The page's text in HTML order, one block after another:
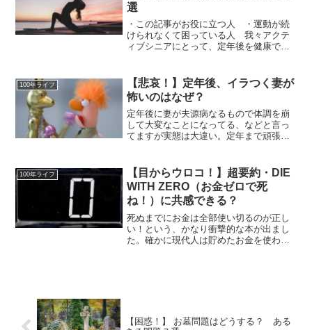
選
・この記事がお役に立つ人 ・運動が続
けられなくて困っている人 我々アクテ
ィブシニアにとって、定年後を健康で過
いても、なかなか実行できないものです
ね。 そこで、定年後で...
100年ライフ
【悲哀！】定年後、イラつく妻が
怖いのはなぜ？
定年後に妻が夫源病なるもので体調を崩
して大変なことになってる、などと言っ
てますが実態は大違い。定年まで頑張っ
行しているのです。かわいそうな夫は毎
日びくびくして生活する羽目に。
100年ライフ
【目からウロコ！】超要約・DIE
WITH ZERO（お金ゼロで死
ね！）に共感できる？
死ぬまでにお金は全部使い切るのが正し
い！という、かなり衝撃的な本が出まし
た。確かに現代人は貯めたお金を使わず
【困惑！】 お墓問題はどうする？ ある